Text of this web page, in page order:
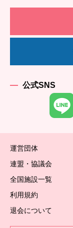
公式SNS
運営団体
連盟・協議会
全国施設一覧
利用規約
退会について